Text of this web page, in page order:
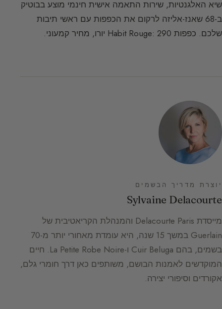
שיא האלגנטיות, שירות התאמה אישית חינמי מוצע בבוטיק
ב-68 שאנז-אליזה לרקום את הכפפות עם ראשי תיבות
שלכם. כפפות Habit Rouge: 290 יורו, מחיר קמעוני.
יוצרת מדריך הבשמים
Sylvaine Delacourte
מייסדת Delacourte Paris והמנהלת הקריאטיבית של
Guerlain במשך 15 שנה, היא עומדת מאחורי יותר מ-70
בשמים, בהם Cuir Beluga ו-La Petite Robe Noire. חיים
המוקדשים לאמנות הבושם, משותפים כאן דרך חומרי גלם,
אקורדים וסיפורי יצירה.